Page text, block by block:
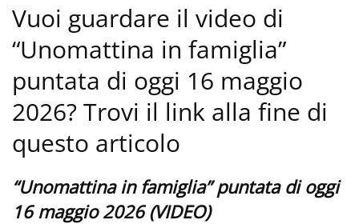
Vuoi guardare il video di
“Unomattina in famiglia”
puntata di oggi 16 maggio
2026? Trovi il link alla fine di
questo articolo
“Unomattina in famiglia” puntata di oggi
16 maggio 2026 (VIDEO)